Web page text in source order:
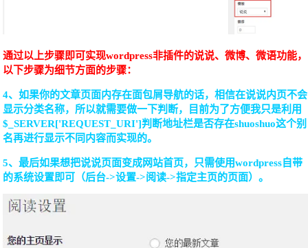
通过以上步骤即可实现wordpress非插件的说说、微博、微语功能，
以下步骤为细节方面的步骤：
4、如果你的文章页面内存在面包屑导航的话，相信在说说内页不会
显示分类名称，所以就需要做一下判断，目前为了方便我只是利用
$_SERVER['REQUEST_URI']判断地址栏是否存在shuoshuo这个别
名再进行显示不同内容而实现的。
5、最后如果想把说说页面变成网站首页，只需使用wordpress自带
的系统设置即可（后台->设置->阅读->指定主页的页面）。